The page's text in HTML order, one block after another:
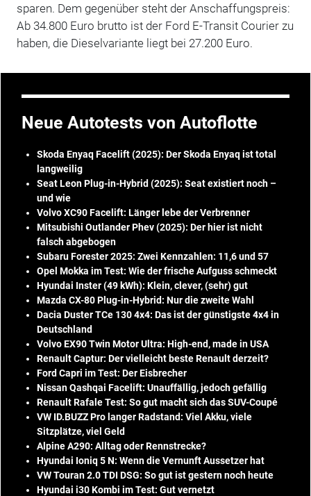
sparen. Dem gegenüber steht der Anschaffungspreis:
Ab 34.800 Euro brutto ist der Ford E-Transit Courier zu
haben, die Dieselvariante liegt bei 27.200 Euro.
Neue Autotests von Autoflotte
Skoda Enyaq Facelift (2025): Der Skoda Enyaq ist total
langweilig
Seat Leon Plug-in-Hybrid (2025): Seat existiert noch –
und wie
Volvo XC90 Facelift: Länger lebe der Verbrenner
Mitsubishi Outlander Phev (2025): Der hier ist nicht
falsch abgebogen
Subaru Forester 2025: Zwei Kennzahlen: 11,6 und 57
Opel Mokka im Test: Wie der frische Aufguss schmeckt
Hyundai Inster (49 kWh): Klein, clever, (sehr) gut
Mazda CX-80 Plug-in-Hybrid: Nur die zweite Wahl
Dacia Duster TCe 130 4x4: Das ist der günstigste 4x4 in
Deutschland
Volvo EX90 Twin Motor Ultra: High-end, made in USA
Renault Captur: Der vielleicht beste Renault derzeit?
Ford Capri im Test: Der Eisbrecher
Nissan Qashqai Facelift: Unauffällig, jedoch gefällig
Renault Rafale Test: So gut macht sich das SUV-Coupé
VW ID.BUZZ Pro langer Radstand: Viel Akku, viele
Sitzplätze, viel Geld
Alpine A290: Alltag oder Rennstrecke?
Hyundai Ioniq 5 N: Wenn die Vernunft Aussetzer hat
VW Touran 2.0 TDI DSG: So gut ist gestern noch heute
Hyundai i30 Kombi im Test: Gut vernetzt